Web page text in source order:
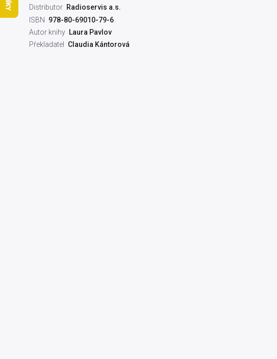
Distributor Radioservis a.s.
ISBN 978-80-69010-79-6
Autor knihy Laura Pavlov
Překladatel
Claudia Kántorová